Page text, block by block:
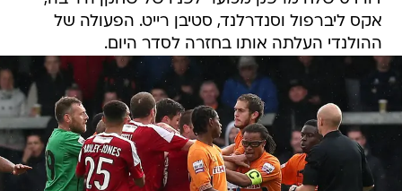
אקס ליברפול וסנדרלנד, סטיבן רייט. הפעולה של
ההולנדי העלתה אותו בחזרה לסדר היום.